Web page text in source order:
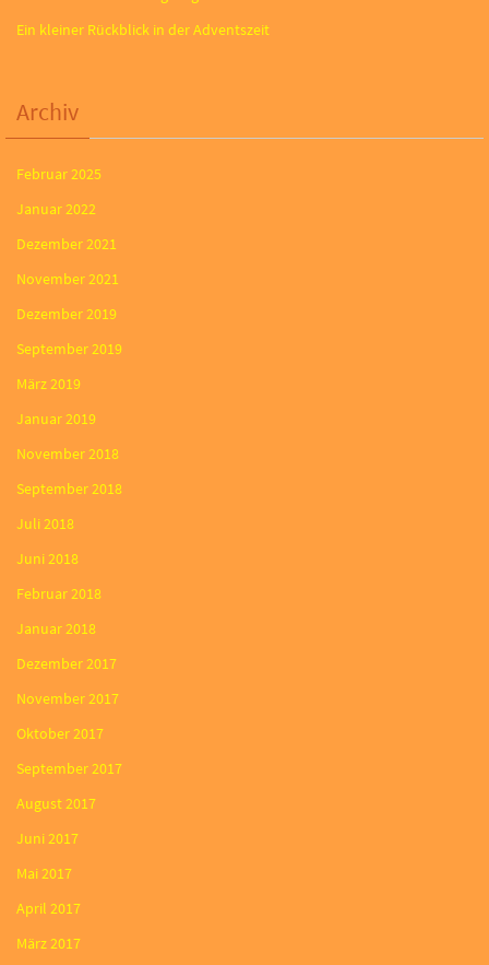
Ein kleiner Rückblick in der Adventszeit
Archiv
Februar 2025
Januar 2022
Dezember 2021
November 2021
Dezember 2019
September 2019
März 2019
Januar 2019
November 2018
September 2018
Juli 2018
Juni 2018
Februar 2018
Januar 2018
Dezember 2017
November 2017
Oktober 2017
September 2017
August 2017
Juni 2017
Mai 2017
April 2017
März 2017